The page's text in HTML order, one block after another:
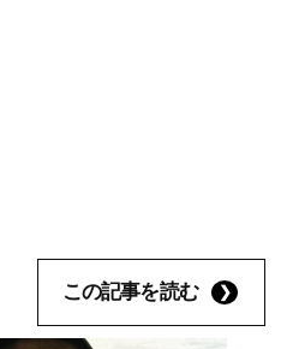
この記事を読む